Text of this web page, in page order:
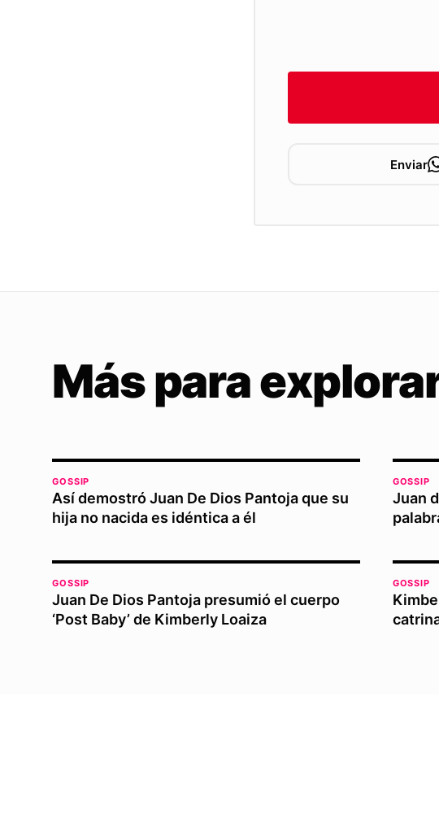
Enviar
Más para
GOSSIP
Así demostró Juan De Dios Pantoja que su
hija no nacida es idéntica a él
GOSSIP
Juan
GOSSIP
Juan De Dios Pantoja presumió el cuerpo
‘Post Baby’ de Kimberly Loaiza
GOSSIP